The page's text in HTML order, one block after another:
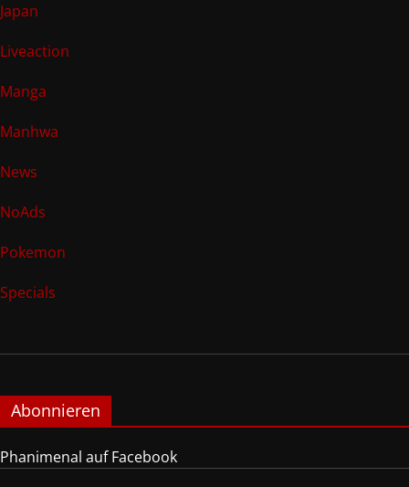
Japan
Liveaction
Manga
Manhwa
News
NoAds
Pokemon
Specials
Abonnieren
Phanimenal auf Facebook